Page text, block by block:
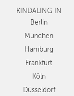
Köln
Düsseldorf
Stuttgart
Essen
Dresden
Nürnberg
KINDALING IN
Berlin
München
Hamburg
Frankfurt
Köln
Düsseldorf